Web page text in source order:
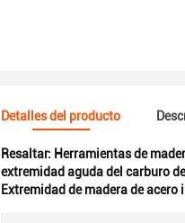
Detalles del producto
Resaltar: Herramientas de
extremidad aguda del carburo
Extremidad de madera de